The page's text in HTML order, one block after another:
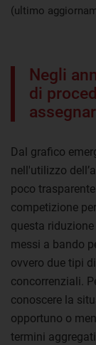
(ultimo
Negli
di
Dal grafico
nell'utilizzo
poco
competizione
questa
messi a bando
ovvero due tipi
concorrenziali.
conoscere la
opportuno o
termini